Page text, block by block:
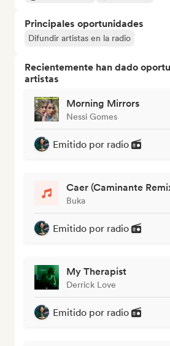
Principales oportunidades
Difundir artistas en la radio
Recientemente han dado
artistas
Morning Mirrors
Nessi Gomes
Emitido por radio
Caer (Caminante
Buka
Emitido por radio
My Therapist
Derrick Love
Emitido por radio